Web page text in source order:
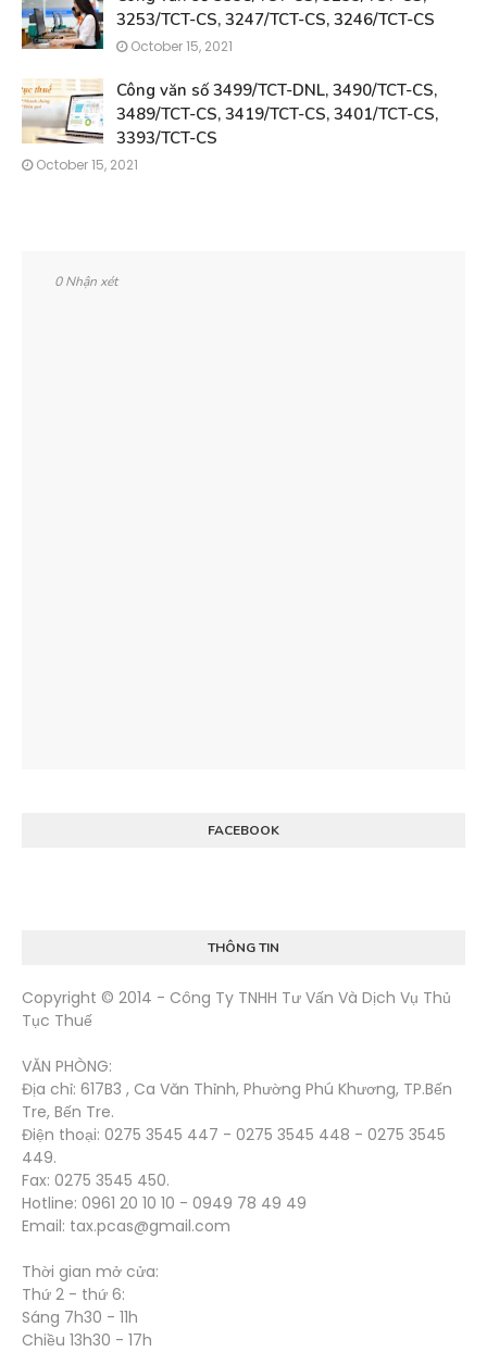
3253/TCT-CS, 3247/TCT-CS, 3246/TCT-CS
October 15, 2021
Công văn số 3499/TCT-DNL, 3490/TCT-CS,
3489/TCT-CS, 3419/TCT-CS, 3401/TCT-CS,
3393/TCT-CS
October 15, 2021
0 Nhận xét
FACEBOOK
THÔNG TIN
Copyright © 2014 - Công Ty TNHH Tư Vấn Và Dịch Vụ Thủ
Tục Thuế
VĂN PHÒNG:
Địa chỉ: 617B3 , Ca Văn Thỉnh, Phường Phú Khương, TP.Bến
Tre, Bến Tre.
Điện thoại: 0275 3545 447 - 0275 3545 448 - 0275 3545
449.
Fax: 0275 3545 450.
Hotline: 0961 20 10 10 - 0949 78 49 49
Email: tax.pcas@gmail.com
Thời gian mở cửa:
Thứ 2 - thứ 6:
Sáng 7h30 - 11h
Chiều 13h30 - 17h